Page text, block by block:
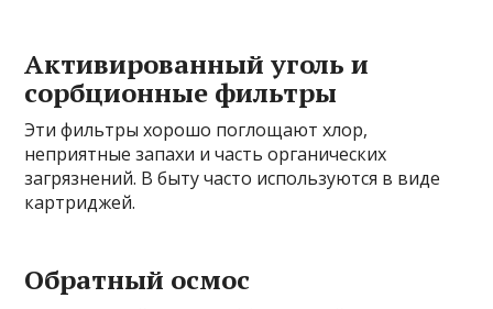
Активированный уголь и
сорбционные фильтры
Эти фильтры хорошо поглощают хлор,
неприятные запахи и часть органических
загрязнений. В быту часто используются в виде
картриджей.
Обратный осмос